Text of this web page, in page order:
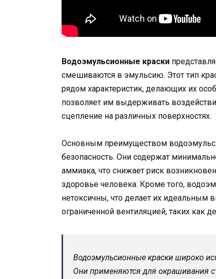
Водоэмульсионные краски
смешиваются в эмульсию. Этот тип
рядом характеристик, делающих их
позволяет им выдерживать
сцепление на различных поверхностях.
Основным преимуществом
безопасность. Они содержат
аммиака, что снижает риск
здоровье человека. Кроме того,
нетоксичны, что делает их идеальным
ограниченной вентиляцией, таких как
Водоэмульсионные краски широко
Они применяются для окрашивания